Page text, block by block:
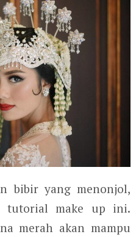
bibir yang menonjol,
tutorial make up ini.
merah akan mampu